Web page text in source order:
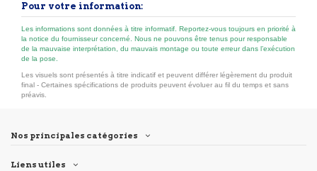
Pour votre information:
Les informations sont données à titre informatif. Reportez-vous toujours en priorité à
la notice du fournisseur concerné. Nous ne pouvons être tenus pour responsable
de la mauvaise interprétation, du mauvais montage ou toute erreur dans l’exécution
de la pose.
Les visuels sont présentés à titre indicatif et peuvent différer légèrement du produit
final - Certaines spécifications de produits peuvent évoluer au fil du temps et sans
préavis.
Nos principales catégories
Liens utiles